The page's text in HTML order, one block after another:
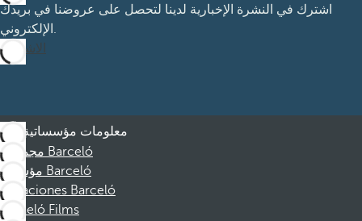
اشترك في النشرة الإخبارية لدينا لتحصل على عروضنا في بريدك
الإلكتروني.
الاشتراك
معلومات مؤسساتية
مجموعة Barceló
مؤسسة Barceló
Vacaciones Barceló
Barceló Films